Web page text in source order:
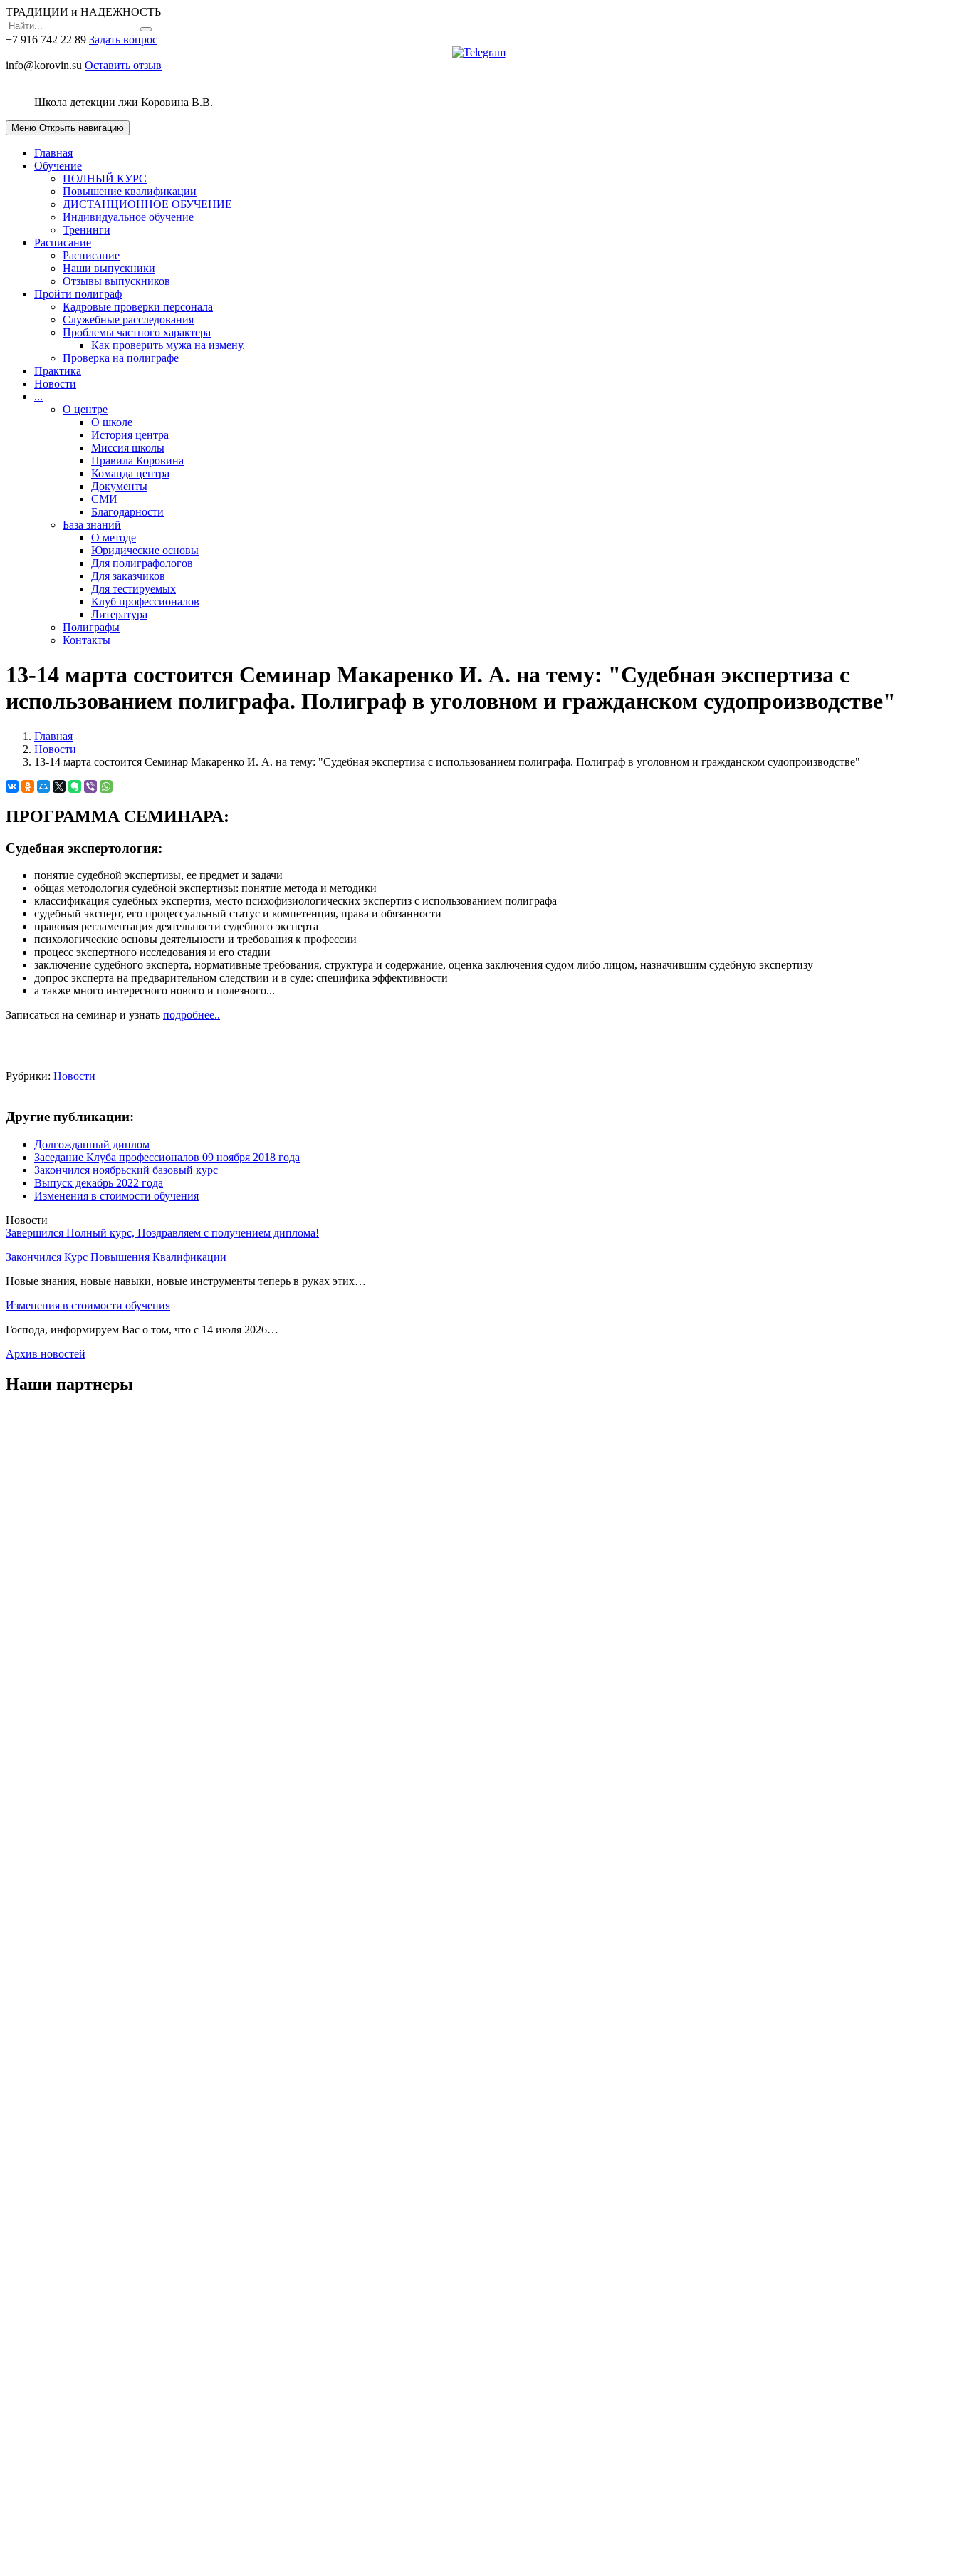
ТРАДИЦИИ и НАДЕЖНОСТЬ
+7 916 742 22 89 Задать вопрос
info@korovin.su Оставить отзыв
Школа детекции лжи Коровина В.В.
Меню Открыть навигацию
Главная
Обучение
ПОЛНЫЙ КУРС
Повышение квалификации
ДИСТАНЦИОННОЕ ОБУЧЕНИЕ
Индивидуальное обучение
Тренинги
Расписание
Расписание
Наши выпускники
Отзывы выпускников
Пройти полиграф
Кадровые проверки персонала
Cлужебные расследования
Проблемы частного характера
Как проверить мужа на измену.
Проверка на полиграфе
Практика
Новости
...
О центре
О школе
История центра
Миссия школы
Правила Коровина
Команда центра
Документы
СМИ
Благодарности
База знаний
О методе
Юридические основы
Для полиграфологов
Для заказчиков
Для тестируемых
Клуб профессионалов
Литература
Полиграфы
Контакты
13-14 марта состоится Семинар Макаренко И. А. на тему: "Судебная экспертиза с
использованием полиграфа. Полиграф в уголовном и гражданском судопроизводстве"
Главная
Новости
13-14 марта состоится Семинар Макаренко И. А. на тему: "Судебная экспертиза с использованием полиграфа. Полиграф в уголовном и гражданском судопроизводстве"
ПРОГРАММА СЕМИНАРА:
Судебная экспертология:
понятие судебной экспертизы, ее предмет и задачи
общая методология судебной экспертизы: понятие метода и методики
классификация судебных экспертиз, место психофизиологических экспертиз с использованием полиграфа
судебный эксперт, его процессуальный статус и компетенция, права и обязанности
правовая регламентация деятельности судебного эксперта
психологические основы деятельности и требования к профессии
процесс экспертного исследования и его стадии
заключение судебного эксперта, нормативные требования, структура и содержание, оценка заключения судом либо лицом, назначившим судебную экспертизу
допрос эксперта на предварительном следствии и в суде: специфика эффективности
а также много интересного нового и полезного...
Записаться на семинар и узнать подробнее..
Рубрики: Новости
Другие публикации:
Долгожданный диплом
Заседание Клуба профессионалов 09 ноября 2018 года
Закончился ноябрьский базовый курс
Выпуск декабрь 2022 года
Изменения в стоимости обучения
Новости
Завершился Полный курс, Поздравляем с получением диплома!
Закончился Курс Повышения Квалификации
Новые знания, новые навыки, новые инструменты теперь в руках этих…
Изменения в стоимости обучения
Господа, информируем Вас о том, что с 14 июля 2026…
Архив новостей
Наши партнеры